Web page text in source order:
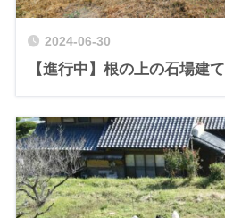
2024-06-30
【進行中】根の上の石場建て